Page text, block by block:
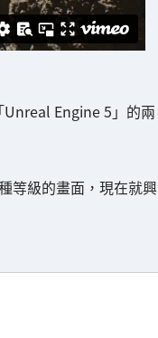
Engine 5」的兩
等級的畫面，現在就興